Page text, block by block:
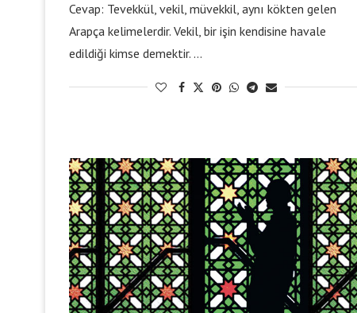
Cevap: Tevekkül, vekil, müvekkil, aynı kökten gelen
Arapça kelimelerdir. Vekil, bir işin kendisine havale
edildiği kimse demektir. …